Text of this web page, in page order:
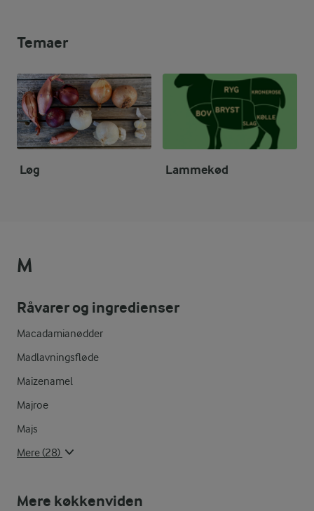
Temaer
Løg Lammekød
M
Råvarer og ingredienser
Macadamianødder
Madlavningsfløde
Maizenamel
Majroe
Majs
Mere (28)
Mere køkkenviden